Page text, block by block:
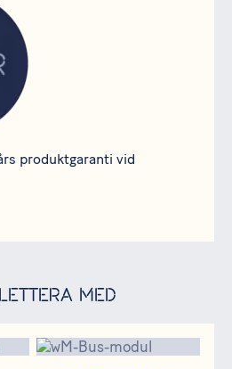
produktgaranti vid
med
EB-Connect wM-Bus